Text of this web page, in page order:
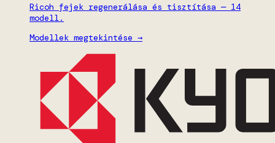
Ricoh fejek regenerálása és tisztítása — 14
modell.
Modellek megtekintése →